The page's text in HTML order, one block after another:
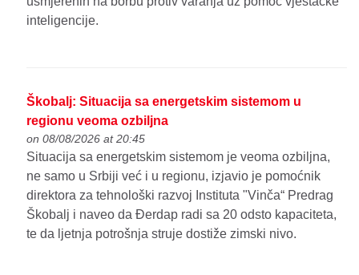
inteligencije.
Škobalj: Situacija sa energetskim sistemom u
regionu veoma ozbiljna
on 08/08/2026 at 20:45
Situacija sa energetskim sistemom je veoma ozbiljna,
ne samo u Srbiji već i u regionu, izjavio je pomoćnik
direktora za tehnološki razvoj Instituta "Vinča“ Predrag
Škobalj i naveo da Đerdap radi sa 20 odsto kapaciteta,
te da ljetnja potrošnja struje dostiže zimski nivo.